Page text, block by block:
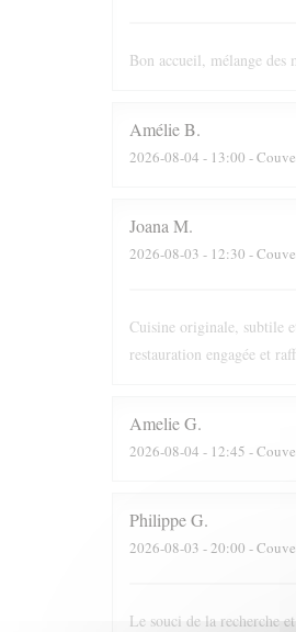
Bon accueil, mélange des
AmélieB
2026-08-04 - 13:00 -
Joana M
2026-08-03 - 12:30 -
Cuisine originale, subtile
restauration engagée et
AmelieG
2026-08-04 - 12:45 -
PhilippeG
2026-08-03 - 20:00 -
Le souci de la recherche